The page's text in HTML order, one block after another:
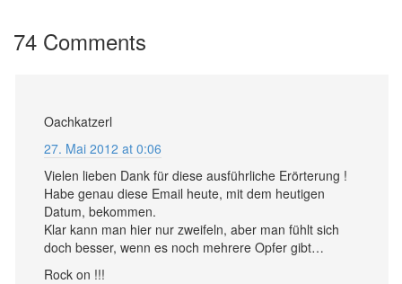
74 Comments
Oachkatzerl
27. Mai 2012 at 0:06
Vielen lieben Dank für diese ausführliche Erörterung !
Habe genau diese Email heute, mit dem heutigen
Datum, bekommen.
Klar kann man hier nur zweifeln, aber man fühlt sich
doch besser, wenn es noch mehrere Opfer gibt…
Rock on !!!